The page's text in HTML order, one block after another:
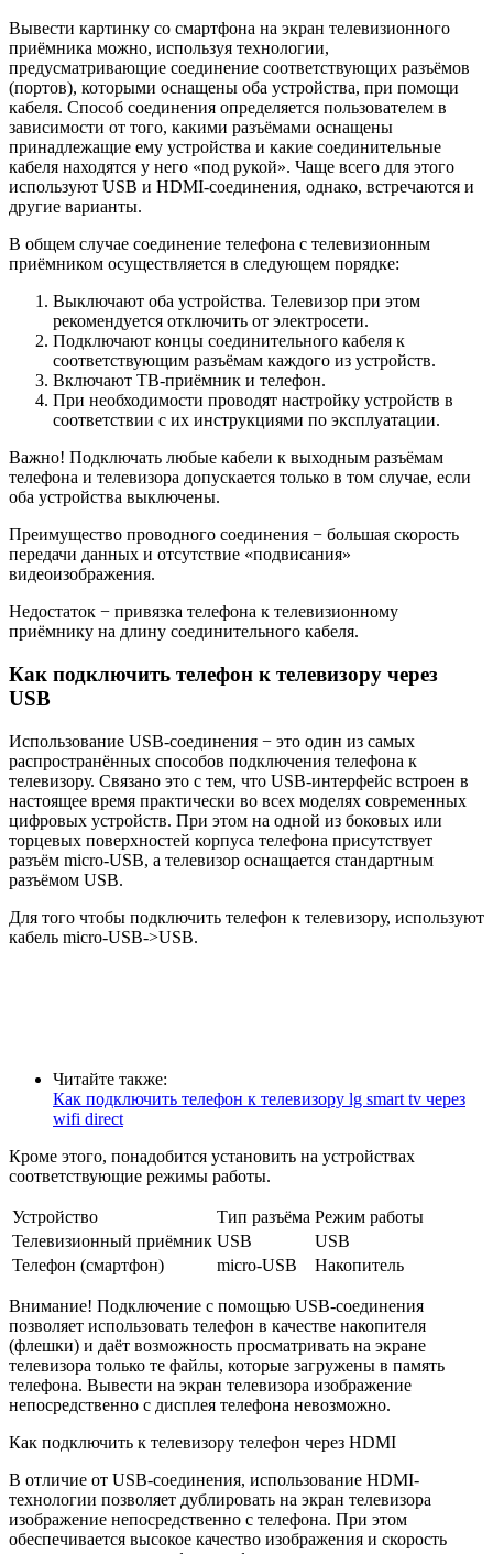
Вывести картинку со смартфона на экран телевизионного
приёмника можно, используя технологии,
предусматривающие соединение соответствующих разъёмов
(портов), которыми оснащены оба устройства, при помощи
кабеля. Способ соединения определяется пользователем в
зависимости от того, какими разъёмами оснащены
принадлежащие ему устройства и какие соединительные
кабеля находятся у него «под рукой». Чаще всего для этого
используют USB и HDMI-соединения, однако, встречаются и
другие варианты.
В общем случае соединение телефона с телевизионным
приёмником осуществляется в следующем порядке:
Выключают оба устройства. Телевизор при этом
рекомендуется отключить от электросети.
Подключают концы соединительного кабеля к
соответствующим разъёмам каждого из устройств.
Включают ТВ-приёмник и телефон.
При необходимости проводят настройку устройств в
соответствии с их инструкциями по эксплуатации.
Важно! Подключать любые кабели к выходным разъёмам
телефона и телевизора допускается только в том случае, если
оба устройства выключены.
Преимущество проводного соединения − большая скорость
передачи данных и отсутствие «подвисания»
видеоизображения.
Недостаток − привязка телефона к телевизионному
приёмнику на длину соединительного кабеля.
Как подключить телефон к телевизору через
USB
Использование USB-соединения − это один из самых
распространённых способов подключения телефона к
телевизору. Связано это с тем, что USB-интерфейс встроен в
настоящее время практически во всех моделях современных
цифровых устройств. При этом на одной из боковых или
торцевых поверхностей корпуса телефона присутствует
разъём micro-USB, а телевизор оснащается стандартным
разъёмом USB.
Для того чтобы подключить телефон к телевизору, используют
кабель micro-USB->USB.
Читайте также:
Как подключить телефон к телевизору lg smart tv через
wifi direct
Кроме этого, понадобится установить на устройствах
соответствующие режимы работы.
Устройство Тип разъёма Режим работы
Телевизионный приёмник USB
USB
Телефон (смартфон)
micro-USB Накопитель
Внимание! Подключение с помощью USB-соединения
позволяет использовать телефон в качестве накопителя
(флешки) и даёт возможность просматривать на экране
телевизора только те файлы, которые загружены в память
телефона. Вывести на экран телевизора изображение
непосредственно с дисплея телефона невозможно.
Как подключить к телевизору телефон через HDMI
В отличие от USB-соединения, использование HDMI-
технологии позволяет дублировать на экран телевизора
изображение непосредственно с телефона. При этом
обеспечивается высокое качество изображения и скорость